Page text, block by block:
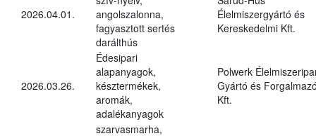
2026.04.01.
angolszalonna,
fagyasztott sertés
darálthús
Élelmiszergyártó és
Kereskedelmi Kft.
2026.03.26.
Édesipari
alapanyagok,
késztermékek,
aromák,
adalékanyagok
Polwerk
Gyártó és
Kft.
szarvasmarha,